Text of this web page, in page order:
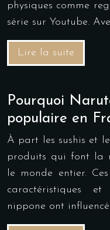
physiques comme
série sur Youtube.
Lire la suite
Pourquoi
populaire en
À part les sushis et
produits qui font la
le monde entier.
caractéristiques
nippone ont